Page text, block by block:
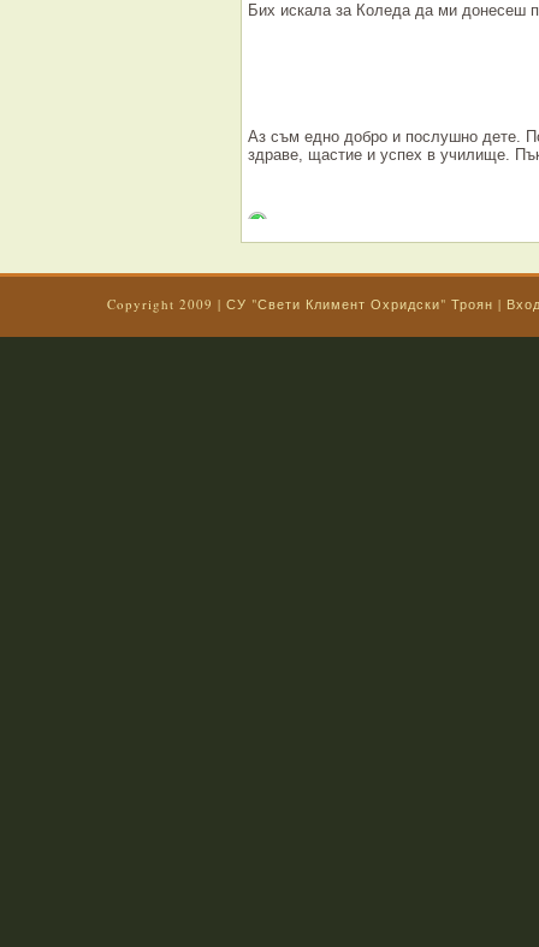
Бих искала за Коледа да ми донесеш
Аз съм едно добро и послушно дете.
здраве, щастие и успех в училище.
Copyright 2009 | СУ "Свети Климент Охридски" Троян |